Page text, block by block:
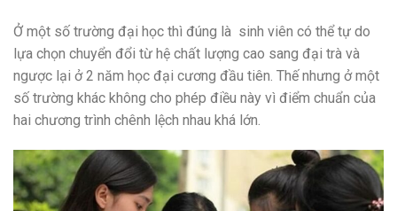
Ở một số trường đại học thì đúng là sinh viên có thể tự do
lựa chọn chuyển đổi từ hệ chất lượng cao sang đại trà và
ngược lại ở 2 năm học đại cương đầu tiên. Thế nhưng ở một
số trường khác không cho phép điều này vì điểm chuẩn của
hai chương trình chênh lệch nhau khá lớn.